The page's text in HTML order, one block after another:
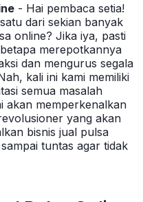
- Hai pembaca setia!
dari sekian banyak
online? Jika iya, pasti
merepotkannya
dan mengurus segala
kali ini kami memiliki
semua masalah
akan memperkenalkan
yang akan
bisnis jual pulsa
tuntas agar tidak